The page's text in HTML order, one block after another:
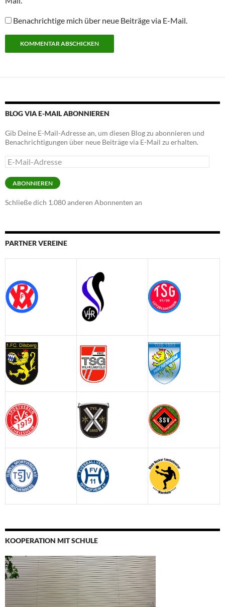
Benachrichtige mich über neue Beiträge via E-Mail.
BLOG VIA E-MAIL ABONNIEREN
Gib Deine E-Mail-Adresse an, um diesen Blog zu abonnieren und
Benachrichtigungen über neue Beiträge via E-Mail zu erhalten.
E-
Mail-
Adresse
ABONNIEREN
Schließe dich 1.080 anderen Abonnenten an
PARTNER VEREINE
KOOPERATION MIT SCHULE